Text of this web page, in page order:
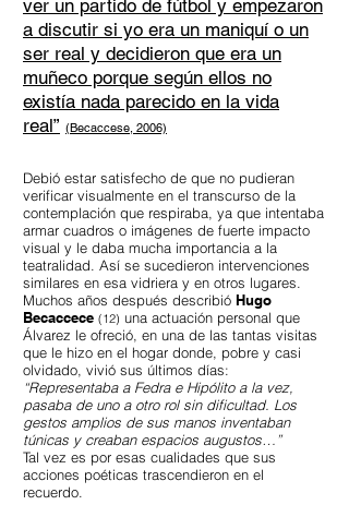
ver un partido de fútbol y empezaron
a discutir si yo era un maniquí o un
ser real y decidieron que era un
muñeco porque según ellos no
existía nada parecido en la vida
real” (Becaccese, 2006)
Debió estar satisfecho de que no pudieran
verificar visualmente en el transcurso de la
contemplación que respiraba, ya que intentaba
armar cuadros o imágenes de fuerte impacto
visual y le daba mucha importancia a la
teatralidad. Así se sucedieron intervenciones
similares en esa vidriera y en otros lugares.
Muchos años después describió Hugo
Becaccece (12) una actuación personal que
Álvarez le ofreció, en una de las tantas visitas
que le hizo en el hogar donde, pobre y casi
olvidado, vivió sus últimos días:
“Representaba a Fedra e Hipólito a la vez,
pasaba de uno a otro rol sin dificultad. Los
gestos amplios de sus manos inventaban
túnicas y creaban espacios augustos…”
Tal vez es por esas cualidades que sus
acciones poéticas trascendieron en el
recuerdo.